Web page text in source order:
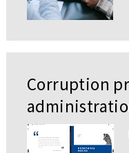
Corruption